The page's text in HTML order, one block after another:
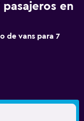
en
de vans para 7